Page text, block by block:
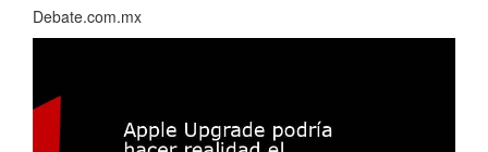
Debate.com.mx